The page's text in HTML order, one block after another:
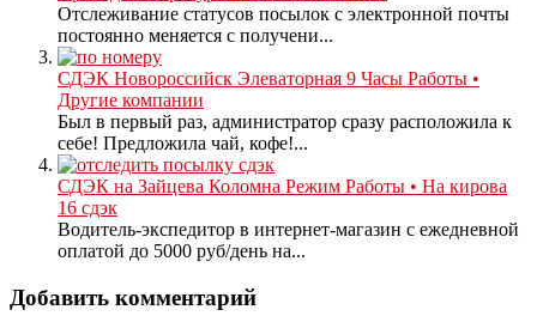
Отслеживание статусов посылок с электронной почты
постоянно меняется с получени...
СДЭК Новороссийск Элеваторная 9 Часы Работы •
Другие компании
Был в первый раз, администратор сразу расположила к
себе! Предложила чай, кофе!...
СДЭК на Зайцева Коломна Режим Работы • На кирова
16 сдэк
Водитель-экспедитор в интернет-магазин с ежедневной
оплатой до 5000 руб/день на...
Добавить комментарий